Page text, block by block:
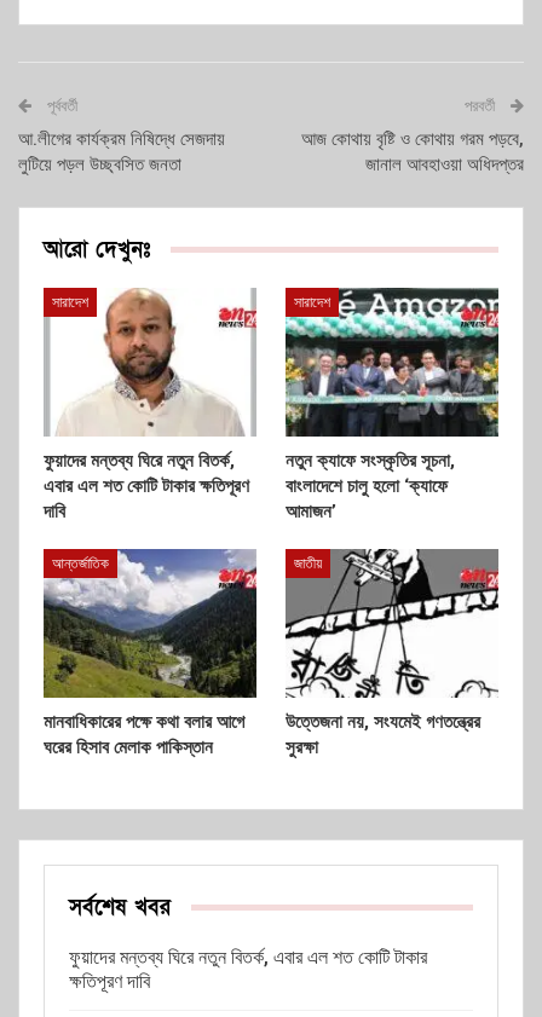
পূর্ববর্তী
আ.লীগের কার্যক্রম নিষিদ্ধে সেজদায়
লুটিয়ে পড়ল উচ্ছ্বসিত জনতা
পরবর্তী
আজ কোথায় বৃষ্টি ও কোথায় গরম পড়বে,
জানাল আবহাওয়া অধিদপ্তর
আরো দেখুনঃ
সারাদেশ
ফুয়াদের মন্তব্য ঘিরে নতুন বিতর্ক,
এবার এল শত কোটি টাকার ক্ষতিপূরণ
দাবি
সারাদেশ
নতুন ক্যাফে সংস্কৃতির সূচনা,
বাংলাদেশে চালু হলো ‘ক্যাফে
আমাজন’
আন্তর্জাতিক
মানবাধিকারের পক্ষে কথা বলার আগে
ঘরের হিসাব মেলাক পাকিস্তান
জাতীয়
উত্তেজনা নয়, সংযমেই গণতন্ত্রের
সুরক্ষা
সর্বশেষ খবর
ফুয়াদের মন্তব্য ঘিরে নতুন বিতর্ক, এবার এল শত কোটি টাকার
ক্ষতিপূরণ দাবি